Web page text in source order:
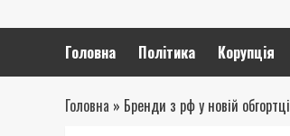
Головна Політика Корупція
Головна » Бренди з рф у новій обгортці